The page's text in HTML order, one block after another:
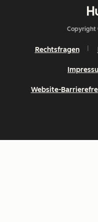
Copyright
Rechtsfragen
Website-